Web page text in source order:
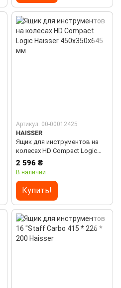
Артикул: 00-00012425
HAISSER
Ящик для инструментов на
колесах HD Compact Logic
Haisser 450х350х645 мм
2 596 ₴
В наличии
Купить!